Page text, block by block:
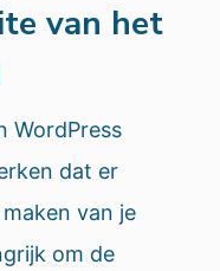
van het
WordPress
dat er
van je
om de